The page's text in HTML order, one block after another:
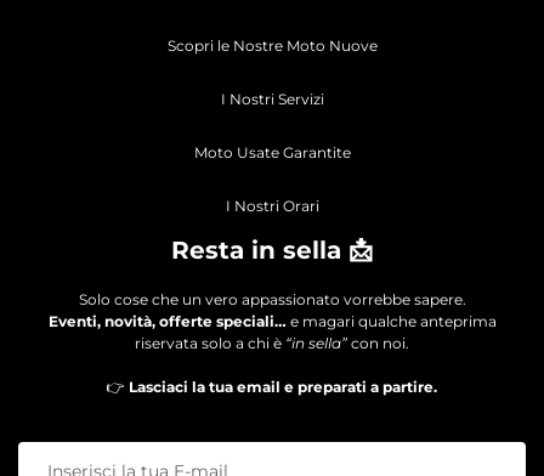
Scopri le Nostre Moto Nuove
I Nostri Servizi
Moto Usate Garantite
I Nostri Orari
Resta in sella 📩
Solo cose che un vero appassionato vorrebbe sapere.
Eventi, novità, offerte speciali… e magari qualche anteprima
riservata solo a chi è “in sella” con noi.
👉 Lasciaci la tua email e preparati a partire.